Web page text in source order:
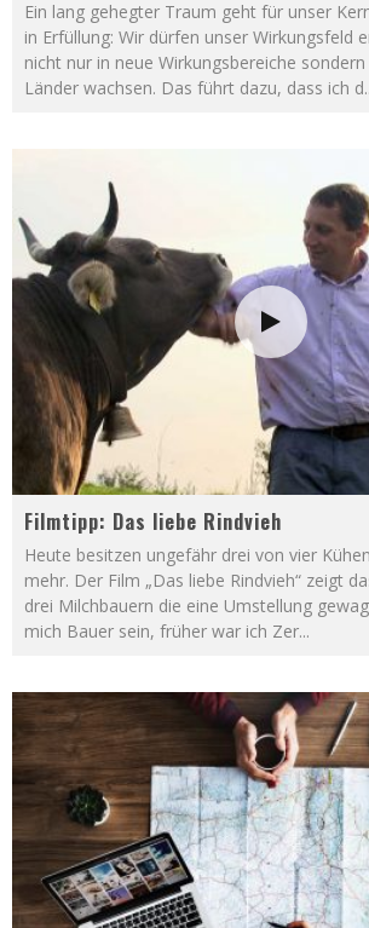
Ein lang gehegter Traum geht für unser
in Erfüllung: Wir dürfen unser Wirkungsfeld
nicht nur in neue Wirkungsbereiche
Länder wachsen. Das führt dazu, dass ich d
Filmtipp: Das liebe Rindvieh
Heute besitzen ungefähr drei von vier
mehr. Der Film „Das liebe Rindvieh“ zeigt
drei Milchbauern die eine Umstellung
mich Bauer sein, früher war ich Zer...